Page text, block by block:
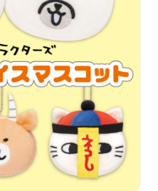
式 X
公式 Instagram
ー